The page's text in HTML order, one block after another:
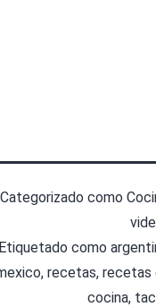
Categorizado como
Etiquetado como
, recetas, recetas
cocina,